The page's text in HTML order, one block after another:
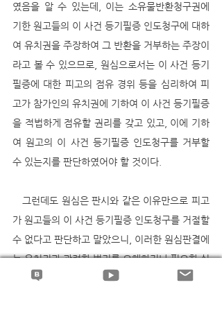
였음을 알 수 있는데, 이는 소유물반환청구권에
기한 원고들의 이 사건 등기필증 인도청구에 대하
여 유치권을 주장하여 그 반환을 거부하는 주장이
라고 볼 수 있으므로, 원심으로서는 이 사건 등기
필증에 대한 피고의 점유 경위 등을 심리하여 피
고가 참가인의 유치권에 기하여 이 사건 등기필증
을 적법하게 점유할 권리를 갖고 있고, 이에 기하
여 원고의 이 사건 등기필증 인도청구를 거부할
수 있는지를 판단하였어야 할 것이다.
가 원고들의 이 사건 등기필증 인도청구를 거절할
수 없다고 판단하고 말았으니, 이러한 원심판결에
는 유치권과 관련한 법리를 오해하거나 필요한 심
리를 다하지 아니하여 판결 결과에 영향을 미친